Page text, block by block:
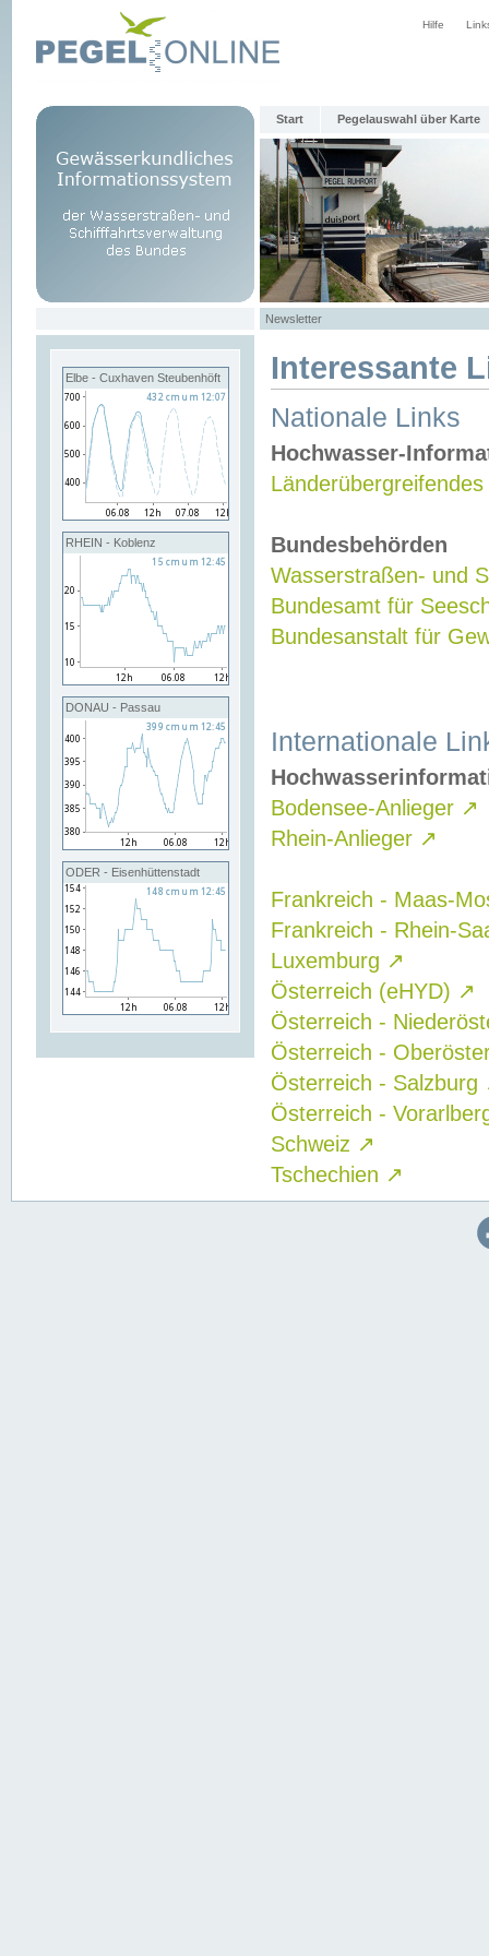
Hilfe
Start Pegelauswahl über Karte
Newsletter
Elbe - Cuxhaven Steubenhöft
RHEIN - Koblenz
DONAU - Passau
ODER - Eisenhüttenstadt
Interessante
Nationale Links
Hochwasser-
Bundesbehörden
Wasserstraßen- und
Bundesamt für
Bundesanstalt für
Internationale
Bodensee-Anlieger ↗
Rhein-Anlieger ↗
Frankreich - Maas-
Frankreich - Rhein-
Luxemburg ↗
Österreich (eHYD) ↗
Österreich -
Österreich -
Österreich - Salzburg
Österreich -
Schweiz ↗
Tschechien ↗